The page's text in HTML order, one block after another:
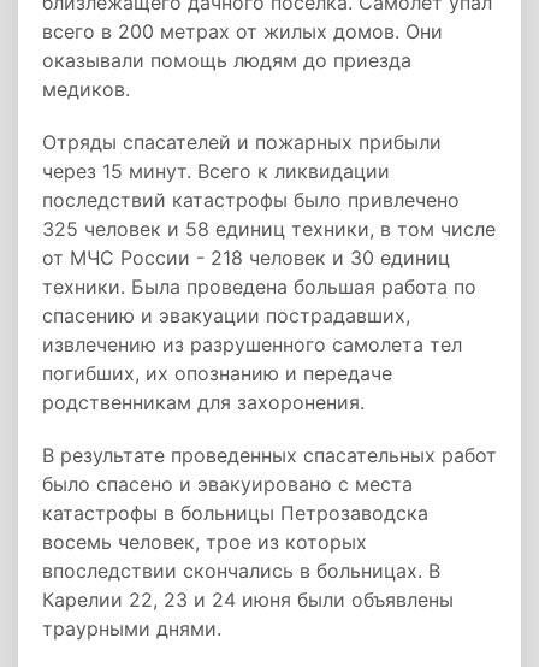
всего в 200 метрах от жилых домов. Они
оказывали помощь людям до приезда
медиков.
Отряды спасателей и пожарных прибыли
через 15 минут. Всего к ликвидации
последствий катастрофы было привлечено
325 человек и 58 единиц техники, в том числе
от МЧС России - 218 человек и 30 единиц
техники. Была проведена большая работа по
спасению и эвакуации пострадавших,
извлечению из разрушенного самолета тел
погибших, их опознанию и передаче
родственникам для захоронения.
В результате проведенных спасательных работ
было спасено и эвакуировано с места
катастрофы в больницы Петрозаводска
восемь человек, трое из которых
впоследствии скончались в больницах. В
Карелии 22, 23 и 24 июня были объявлены
траурными днями.